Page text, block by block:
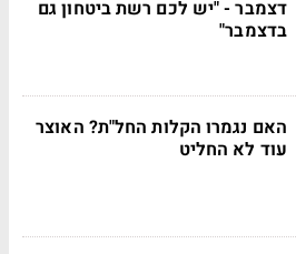
דצמבר - "יש לכם רשת ביטחון גם
בדצמבר"
האם נגמרו הקלות החל"ת? האוצר
עוד לא החליט